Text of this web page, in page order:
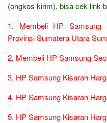
(ongkos kirim), bisa cek link
1. Membeli HP Samsung
Provinsi Sumatera Utara
2. Membeli HP Samsung
3. HP Samsung Kisaran
4. HP Samsung Kisaran
5. HP Samsung Kisaran